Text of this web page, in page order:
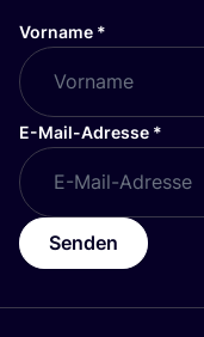
Vorname *
E-Mail-Adresse *
Senden